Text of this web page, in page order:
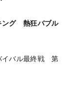
ング 熱狂バブル
イバル最終戦 第